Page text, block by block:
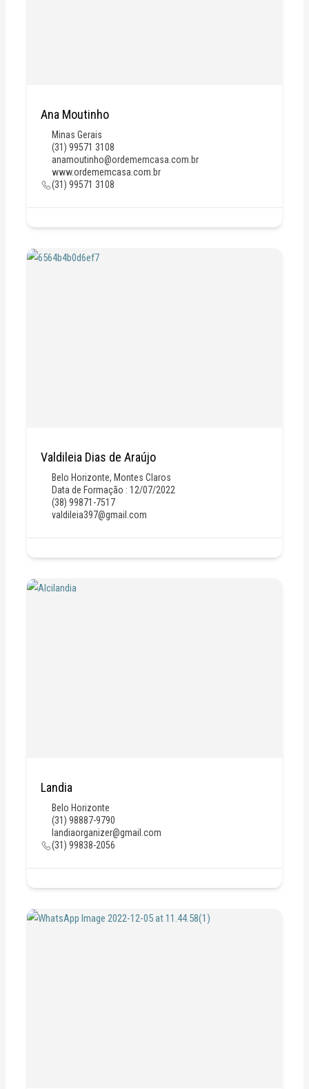
Ana Moutinho
Minas Gerais
(31) 99571 3108
anamoutinho@ordememcasa.com.br
www.ordememcasa.com.br
(31) 99571 3108
Valdileia Dias de Araújo
Belo Horizonte, Montes Claros
Data de Formação : 12/07/2022
(38) 99871-7517
valdileia397@gmail.com
Landia
Belo Horizonte
(31) 98887-9790
landiaorganizer@gmail.com
(31) 99838-2056